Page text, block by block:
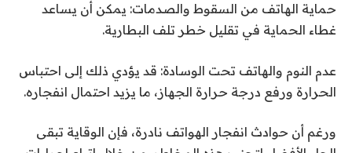
حماية الهاتف من السقوط والصدمات: يمكن أن يساعد
غطاء الحماية في تقليل خطر تلف البطارية.
عدم النوم والهاتف تحت الوسادة: قد يؤدي ذلك إلى احتباس
الحرارة ورفع درجة حرارة الجهاز، ما يزيد احتمال انفجاره.
ورغم أن حوادث انفجار الهواتف نادرة، فإن الوقاية تبقى